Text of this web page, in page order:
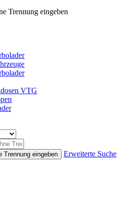
Trennung eingeben
VTG
Trennung eingeben
Erweiterte Suche